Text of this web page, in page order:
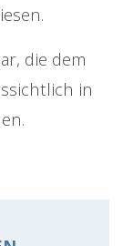
die dem
in